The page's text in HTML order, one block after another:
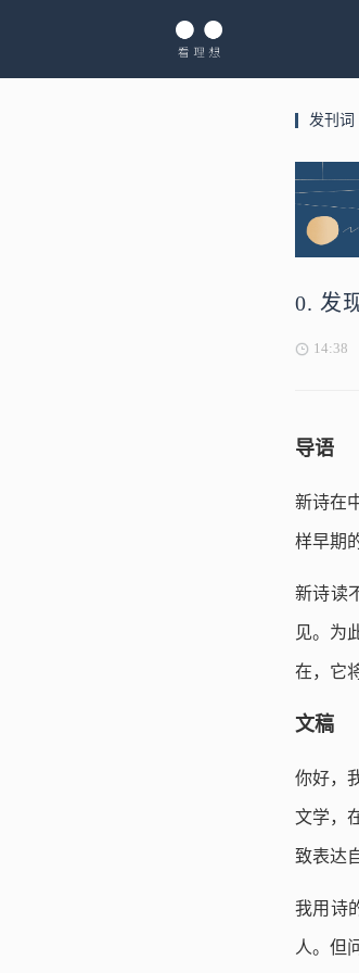
发刊词
0. 发
14:38
导语
新诗在
样早期
新诗读
见。为
在，它
文稿
你好，
文学，
致表达
我用诗
人。但